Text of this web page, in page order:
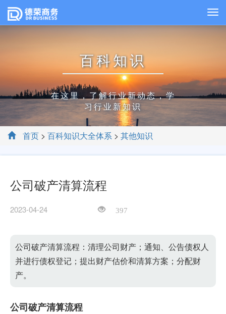
百科知识
在这里，了解行业新动态，学
习行业新知识
首页 > 百科知识大全体系 > 其他知识
公司破产清算流程
2023-04-24 397
公司破产清算流程：清理公司财产；通知、公告债权人
并进行债权登记；提出财产估价和清算方案；分配财
产。
公司破产清算流程